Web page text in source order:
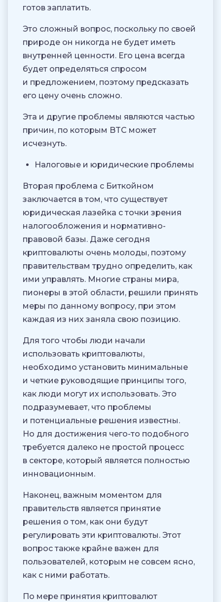
готов заплатить.
Это сложный вопрос, поскольку по своей
природе он никогда не будет иметь
внутренней ценности. Его цена всегда
будет определяться спросом
и предложением, поэтому предсказать
его цену очень сложно.
Эта и другие проблемы являются частью
причин, по которым BTC может
исчезнуть.
Налоговые и юридические проблемы
Вторая проблема с Биткойном
заключается в том, что существует
юридическая лазейка с точки зрения
налогообложения и нормативно-
правовой базы. Даже сегодня
криптовалюты очень молоды, поэтому
правительствам трудно определить, как
ими управлять. Многие страны мира,
пионеры в этой области, решили принять
меры по данному вопросу, при этом
каждая из них заняла свою позицию.
Для того чтобы люди начали
использовать криптовалюты,
необходимо установить минимальные
и четкие руководящие принципы того,
как люди могут их использовать. Это
подразумевает, что проблемы
и потенциальные решения известны.
Но для достижения чего-то подобного
требуется далеко не простой процесс
в секторе, который является полностью
инновационным.
Наконец, важным моментом для
правительств является принятие
решения о том, как они будут
регулировать эти криптовалюты. Этот
вопрос также крайне важен для
пользователей, которым не совсем ясно,
как с ними работать.
По мере принятия криптовалют